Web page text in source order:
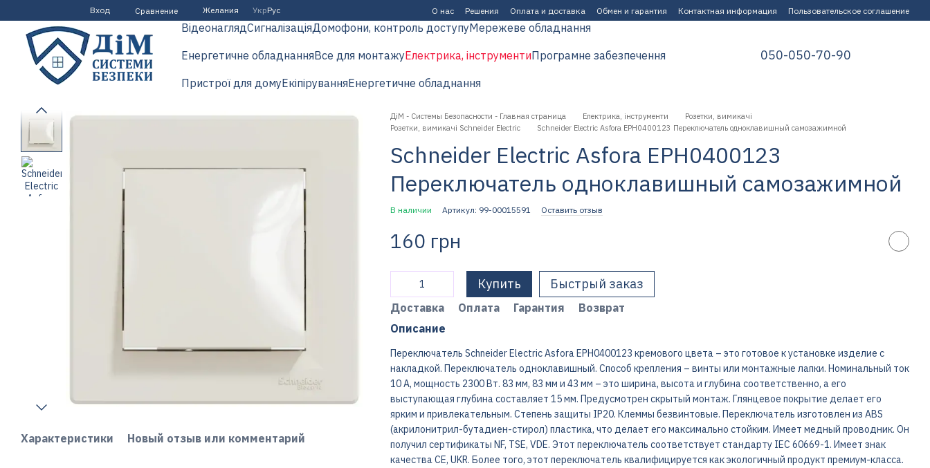
Перейти к основному контенту
Вход Сравнение Желания УкрРус О нас Решения Оплата и доставка Обмен и гарантия Контактная информация Пользовательское соглашение
ВідеонаглядСигналізаціяДомофони, контроль доступуМережеве обладнання
Енергетичне обладнанняВсе для монтажуЕлектрика, інструментиПрограмне забезпечення
Пристрої для домуЕкіпіруванняЕнергетичне обладнання
050-050-70-90
Характеристики Новый отзыв или комментарий
ДіМ - Системы Безопасности - Главная страница Електрика, інструменти
Розетки, вимикачі
Розетки, вимикачі Schneider Electric
Schneider Electric Asfora EPH0400123 Переключатель одноклавишный самозажимной
Schneider Electric Asfora EPH0400123
Переключатель одноклавишный самозажимной
В наличии Артикул: 99-00015591 Оставить отзыв
160 грн
Купить Быстрый заказ
Доставка Оплата Гарантия
Возврат
Описание
Переключатель Schneider Electric Asfora EPH0400123 кремового цвета – это готовое к установке изделие с
накладкой. Переключатель одноклавишный. Способ крепления – винты или монтажные лапки. Номинальный ток
10 A, мощность 2300 Вт. 83 мм, 83 мм и 43 мм – это ширина, высота и глубина соответственно, а его
выступающая глубина составляет 15 мм. Предусмотрен скрытый монтаж. Глянцевое покрытие делает его
ярким и привлекательным. Степень защиты IP20. Клеммы безвинтовые. Переключатель изготовлен из ABS
(акрилонитрил-бутадиен-стирол) пластика, что делает его максимально стойким. Имеет медный проводник. Он
получил сертификаты NF, TSE, VDE. Этот переключатель соответствует стандарту IEC 60669-1. Имеет знак
качества CE, UKR. Более того, этот переключатель квалифицируется как экологичный продукт премиум-класса.